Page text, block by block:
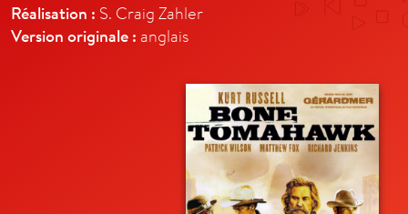
Réalisation : S. Craig Zahler
Version originale : anglais